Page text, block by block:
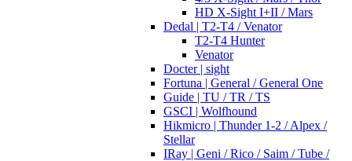
HD X-Sight I+II / Mars
Dedal | T2-T4 / Venator
T2-T4 Hunter
Venator
Docter | sight
Fortuna | General / General One
Guide | TU / TR / TS
GSCI | Wolfhound
Hikmicro | Thunder 1-2 / Alpex /
Stellar
IRay | Geni / Rico / Saim / Tube /